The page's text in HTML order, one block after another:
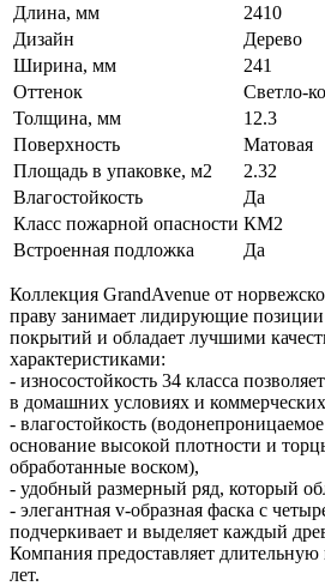
Длина, мм
2410
Дизайн
Дерево
Ширина, мм
241
Оттенок
Светло-
Толщина, мм
12.3
Поверхность
Матовая
Площадь в упаковке, м2
2.32
Влагостойкость
Да
Класс пожарной опасности КМ2
Встроенная подложка
Да
Коллекция GrandAvenue от
праву занимает лидирующие
покрытий и обладает лучшими
характеристиками:
- износостойкость 34 класса
в домашних условиях и
- влагостойкость
основание высокой плотности и
обработанные воском),
- удобный размерный ряд, который
- элегантная v-образная фаска с
подчеркивает и выделяет каждый
Компания предоставляет
лет.